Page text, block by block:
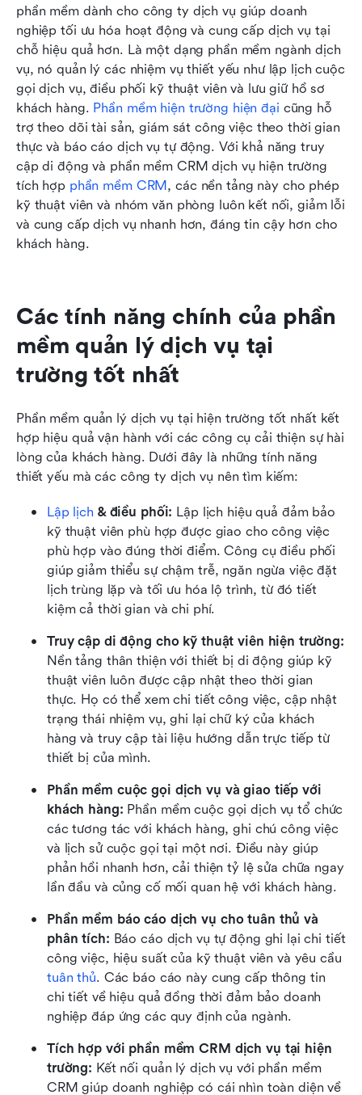
phần mềm dành cho công ty dịch vụ giúp doanh
nghiệp tối ưu hóa hoạt động và cung cấp dịch vụ tại
chỗ hiệu quả hơn. Là một dạng phần mềm ngành dịch
vụ, nó quản lý các nhiệm vụ thiết yếu như lập lịch cuộc
gọi dịch vụ, điều phối kỹ thuật viên và lưu giữ hồ sơ
khách hàng. Phần mềm hiện trường hiện đại cũng hỗ
trợ theo dõi tài sản, giám sát công việc theo thời gian
thực và báo cáo dịch vụ tự động. Với khả năng truy
cập di động và phần mềm CRM dịch vụ hiện trường
tích hợp phần mềm CRM, các nền tảng này cho phép
kỹ thuật viên và nhóm văn phòng luôn kết nối, giảm lỗi
và cung cấp dịch vụ nhanh hơn, đáng tin cậy hơn cho
khách hàng.
Các tính năng chính của phần
mềm quản lý dịch vụ tại
trường tốt nhất
Phần mềm quản lý dịch vụ tại hiện trường tốt nhất kết
hợp hiệu quả vận hành với các công cụ cải thiện sự hài
lòng của khách hàng. Dưới đây là những tính năng
thiết yếu mà các công ty dịch vụ nên tìm kiếm:
Lập lịch & điều phối: Lập lịch hiệu quả đảm bảo
kỹ thuật viên phù hợp được giao cho công việc
phù hợp vào đúng thời điểm. Công cụ điều phối
giúp giảm thiểu sự chậm trễ, ngăn ngừa việc đặt
lịch trùng lặp và tối ưu hóa lộ trình, từ đó tiết
kiệm cả thời gian và chi phí.
Nền tảng thân thiện với thiết bị di động giúp kỹ
thuật viên luôn được cập nhật theo thời gian
thực. Họ có thể xem chi tiết công việc, cập nhật
trạng thái nhiệm vụ, ghi lại chữ ký của khách
hàng và truy cập tài liệu hướng dẫn trực tiếp từ
thiết bị của mình.
Phần mềm cuộc gọi dịch vụ và giao tiếp với
khách hàng: Phần mềm cuộc gọi dịch vụ tổ chức
các tương tác với khách hàng, ghi chú công việc
và lịch sử cuộc gọi tại một nơi. Điều này giúp
phản hồi nhanh hơn, cải thiện tỷ lệ sửa chữa ngay
lần đầu và củng cố mối quan hệ với khách hàng.
Phần mềm báo cáo dịch vụ cho tuân thủ và
phân tích: Báo cáo dịch vụ tự động ghi lại chi tiết
tuân thủ. Các báo cáo này cung cấp thông tin
chi tiết về hiệu quả đồng thời đảm bảo doanh
nghiệp đáp ứng các quy định của ngành.
Tích hợp với phần mềm CRM dịch vụ tại hiện
trường: Kết nối quản lý dịch vụ với phần mềm
CRM giúp doanh nghiệp có cái nhìn toàn diện về